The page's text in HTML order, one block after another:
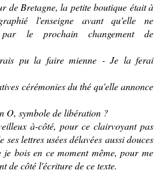
de Bretagne, la petite boutique était à
l'enseigne avant qu'elle ne
par le prochain changement de
pu la faire mienne - Je la ferai
cérémonies du thé qu'elle annonce
O, symbole de libération ?
à-côté, pour ce clairvoyant pas
lettres usées délavées aussi douces
bois en ce moment même, pour me
de côté l'écriture de ce texte.